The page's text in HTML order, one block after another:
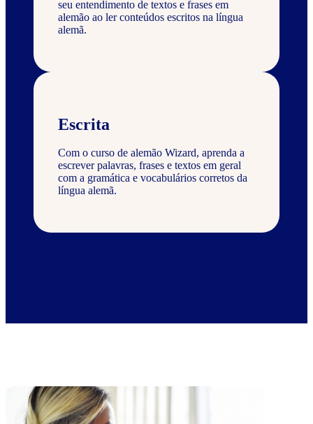
seu entendimento de textos e frases em
alemão ao ler conteúdos escritos na língua
alemã.
Escrita
Com o curso de alemão Wizard, aprenda a
escrever palavras, frases e textos em geral
com a gramática e vocabulários corretos da
língua alemã.